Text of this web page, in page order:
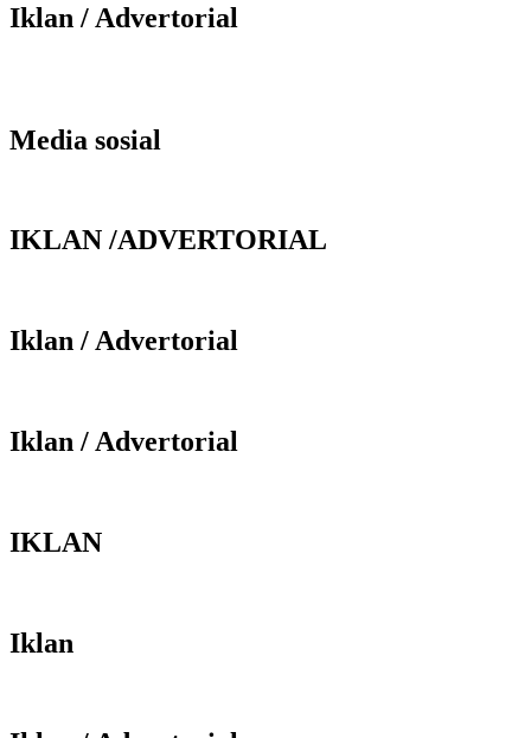
Iklan / Advertorial
Media sosial
IKLAN /ADVERTORIAL
Iklan / Advertorial
Iklan / Advertorial
IKLAN
Iklan